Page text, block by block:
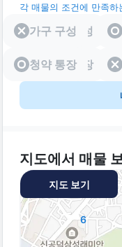
각 매물의 조건에 만족하
가구 구성
가구 구성
청약 통장
청약 통장
지도에서 매물
6
지도 보기